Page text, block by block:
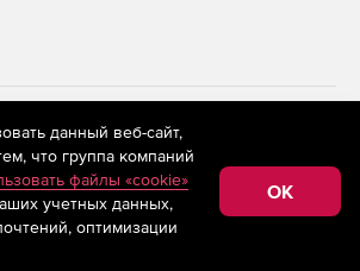
ресурсе store.softline.ru применяются
(информационные технологии
на основе сбора,
сведений, относящихся к
сети «Интернет»,
Российской Федерации)
данный веб-сайт,
что группа компаний
файлы «cookie»
учетных данных,
оптимизации
OK